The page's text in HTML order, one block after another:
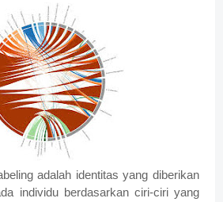
adalah identitas yang diberikan
individu berdasarkan ciri-ciri yang